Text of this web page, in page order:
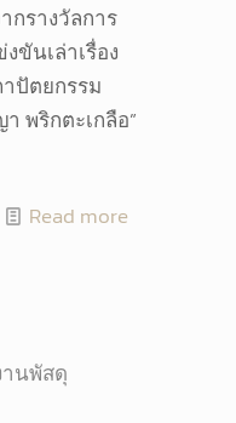
รางวัลการ
ขันเล่าเรื่อง
ปัตยกรรม
พริกตะเกลือ”
Read more
านพัสดุ